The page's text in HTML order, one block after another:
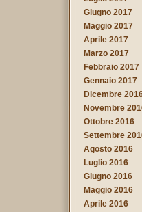
Giugno 2017
Maggio 2017
Aprile 2017
Marzo 2017
Febbraio 2017
Gennaio 2017
Dicembre
Novembre
Ottobre 2016
Settembre
Agosto 2016
Luglio 2016
Giugno 2016
Maggio 2016
Aprile 2016